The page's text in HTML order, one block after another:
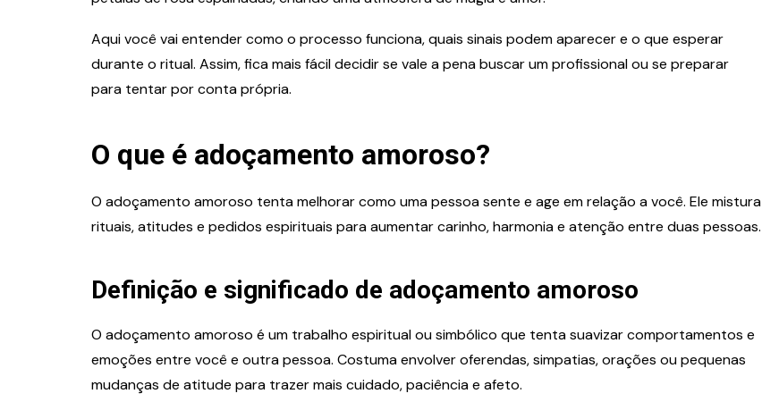
Aqui você vai entender como o processo funciona, quais sinais podem aparecer e o que esperar
durante o ritual. Assim, fica mais fácil decidir se vale a pena buscar um profissional ou se preparar
para tentar por conta própria.
O que é adoçamento amoroso?
O adoçamento amoroso tenta melhorar como uma pessoa sente e age em relação a você. Ele mistura
rituais, atitudes e pedidos espirituais para aumentar carinho, harmonia e atenção entre duas pessoas.
Definição e significado de adoçamento amoroso
O adoçamento amoroso é um trabalho espiritual ou simbólico que tenta suavizar comportamentos e
emoções entre você e outra pessoa. Costuma envolver oferendas, simpatias, orações ou pequenas
mudanças de atitude para trazer mais cuidado, paciência e afeto.